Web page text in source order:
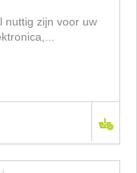
nuttig zijn voor uw